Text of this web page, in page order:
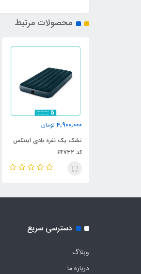
محصولات مرتبط
4,900,000 تومان
تشک یک نفره بادی اینتکس
کد 64732
دسترسی سریع
وبلاگ
درباره ما